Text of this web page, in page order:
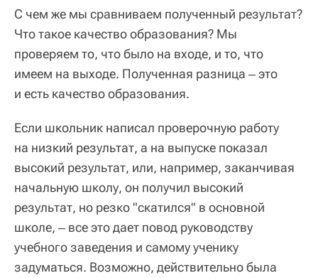
С чем же мы сравниваем полученный результат?
Что такое качество образования? Мы
проверяем то, что было на входе, и то, что
имеем на выходе. Полученная разница ‒ это
и есть качество образования.
Если школьник написал проверочную работу
на низкий результат, а на выпуске показал
высокий результат, или, например, заканчивая
начальную школу, он получил высокий
результат, но резко "скатился" в основной
школе, ‒ все это дает повод руководству
учебного заведения и самому ученику
задуматься. Возможно, действительно была